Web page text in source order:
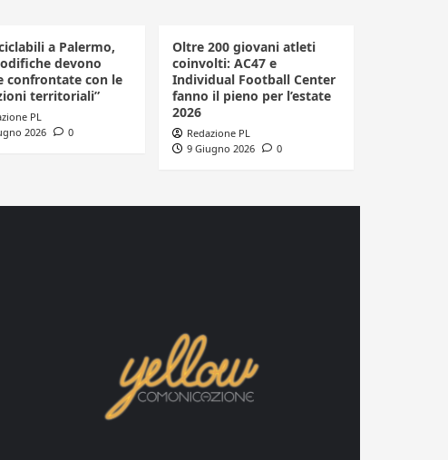
a Palermo,
devono
confrontate con le
territoriali”
PL
2026
0
Oltre 200 giovani atleti
coinvolti: AC47 e
Individual Football Center
fanno il pieno per l’estate
2026
Redazione PL
9 Giugno 2026
0